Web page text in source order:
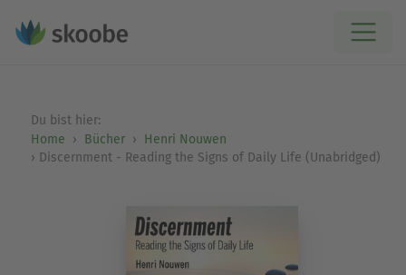
Du bist hier:
Home
Bücher
Henri Nouwen
Discernment - Reading the Signs of Daily Life (Unabridged)